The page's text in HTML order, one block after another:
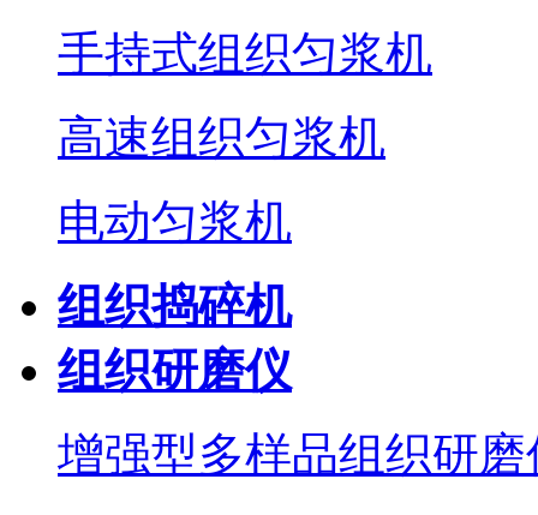
手持式组织匀浆机
高速组织匀浆机
电动匀浆机
组织捣碎机
组织研磨仪
增强型多样品组织研磨